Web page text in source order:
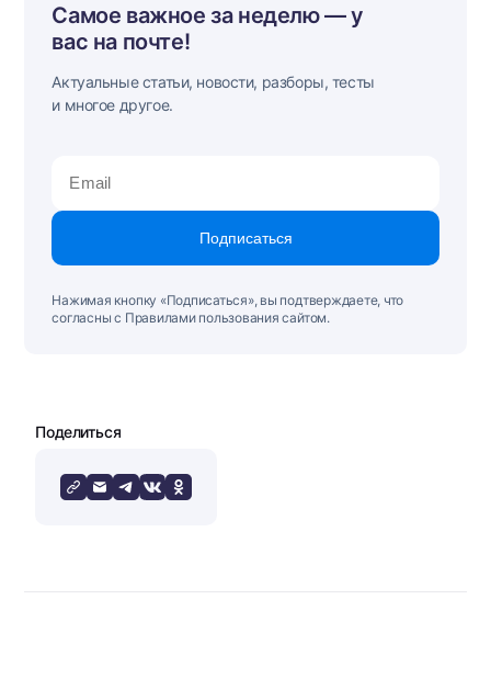
Самое важное за неделю — у
вас на почте!
Актуальные статьи, новости, разборы, тесты
и многое другое.
Подписаться
Нажимая кнопку «Подписаться», вы подтверждаете, что
согласны с Правилами пользования сайтом.
Поделиться